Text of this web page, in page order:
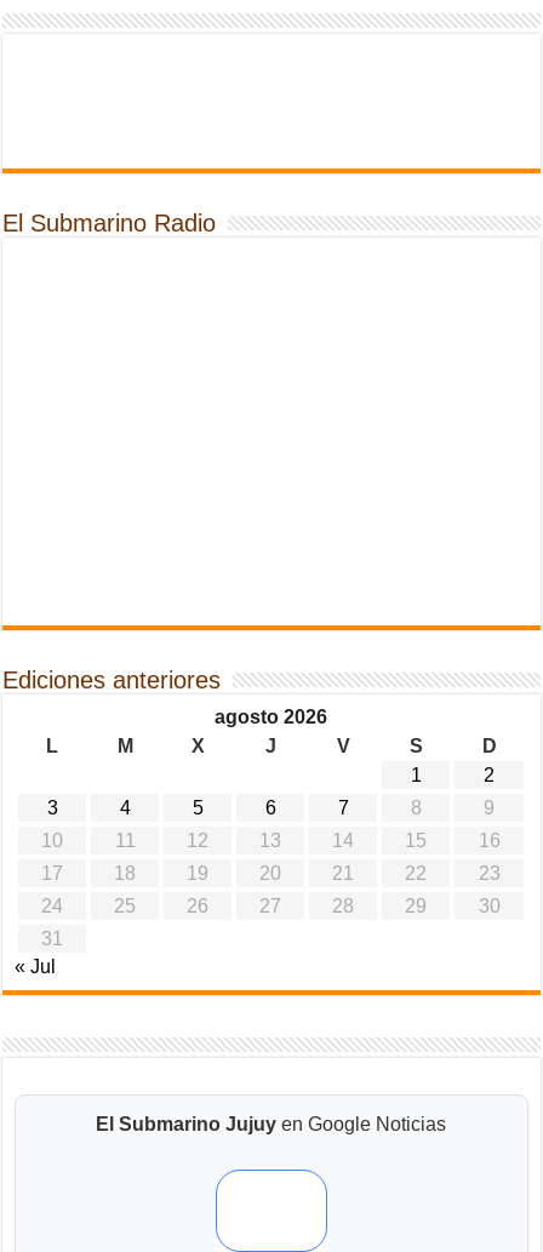
El Submarino Radio
Ediciones anteriores
agosto 2026
L
M X J V S
D
1
2
3
4 5 6 7 8
9
10
11 12 13 14 15
16
17
18 19 20 21 22
23
24
25 26 27 28 29
30
31
« Jul
El Submarino Jujuy en Google Noticias